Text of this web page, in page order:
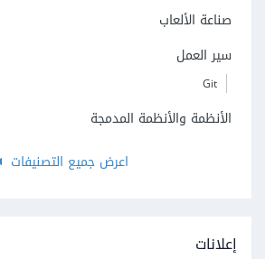
صناعة الألعاب
سير العمل
Git
الأنظمة والأنظمة المدمجة
اعرض جميع التصنيفات
إعلانات